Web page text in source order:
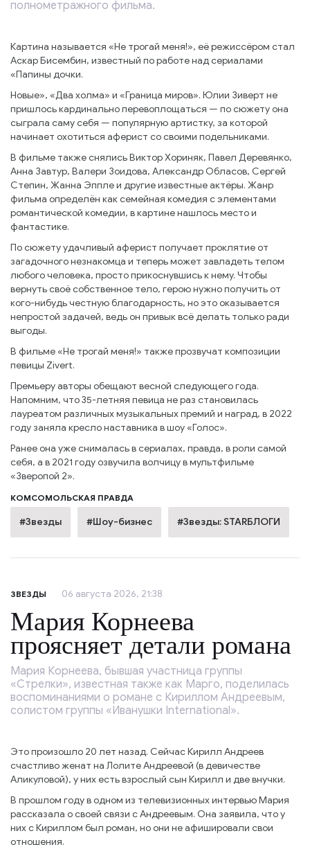
полнометражного фильма.
Картина называется «Не трогай меня!», её режиссёром стал
Аскар Бисембин, известный по работе над сериалами
«Папины дочки.
Новые», «Два холма» и «Граница миров». Юлии Зиверт не
пришлось кардинально перевоплощаться — по сюжету она
сыграла саму себя — популярную артистку, за которой
начинает охотиться аферист со своими подельниками.
В фильме также снялись Виктор Хориняк, Павел Деревянко,
Анна Завтур, Валери Зоидова, Александр Обласов, Сергей
Степин, Жанна Эппле и другие известные актёры. Жанр
фильма определён как семейная комедия с элементами
романтической комедии, в картине нашлось место и
фантастике.
По сюжету удачливый аферист получает проклятие от
загадочного незнакомца и теперь может завладеть телом
любого человека, просто прикоснувшись к нему. Чтобы
вернуть своё собственное тело, герою нужно получить от
кого-нибудь честную благодарность, но это оказывается
непростой задачей, ведь он привык всё делать только ради
выгоды.
В фильме «Не трогай меня!» также прозвучат композиции
певицы Zivert.
Премьеру авторы обещают весной следующего года.
Напомним, что 35-летняя певица не раз становилась
лауреатом различных музыкальных премий и наград, в 2022
году заняла кресло наставника в шоу «Голос».
Ранее она уже снималась в сериалах, правда, в роли самой
себя, а в 2021 году озвучила волчицу в мультфильме
«Зверопой 2».
КОМСОМОЛЬСКАЯ ПРАВДА
#Звезды #Шоу-бизнес #Звезды: STARБЛОГИ
ЗВЕЗДЫ 06 августа 2026, 21:38
Мария Корнеева
проясняет детали романа
Мария Корнеева, бывшая участница группы
«Стрелки», известная также как Марго, поделилась
воспоминаниями о романе с Кириллом Андреевым,
солистом группы «Иванушки International».
Это произошло 20 лет назад. Сейчас Кирилл Андреев
счастливо женат на Лолите Андреевой (в девичестве
Аликуловой), у них есть взрослый сын Кирилл и две внучки.
В прошлом году в одном из телевизионных интервью Мария
рассказала о своей связи с Андреевым. Она заявила, что у
них с Кириллом был роман, но они не афишировали свои
отношения.